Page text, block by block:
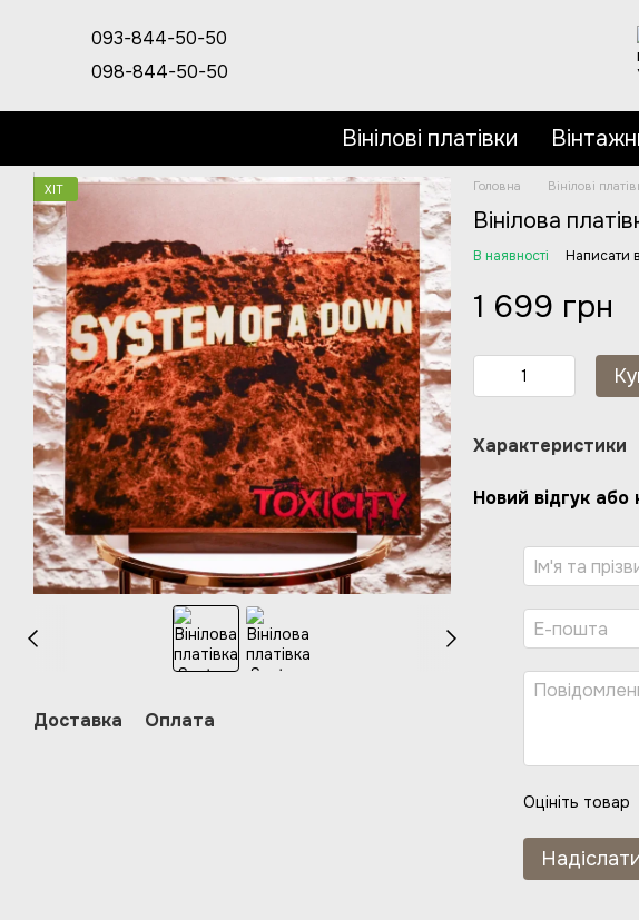
093-844-50-50
098-844-50-50
Вінілові платівки
ХІТ
Доставка Оплата
Головна Вінілові
Вінілова
В наявності Написати
1 699 грн
Характеристики
Новий відгук
Оцініть товар